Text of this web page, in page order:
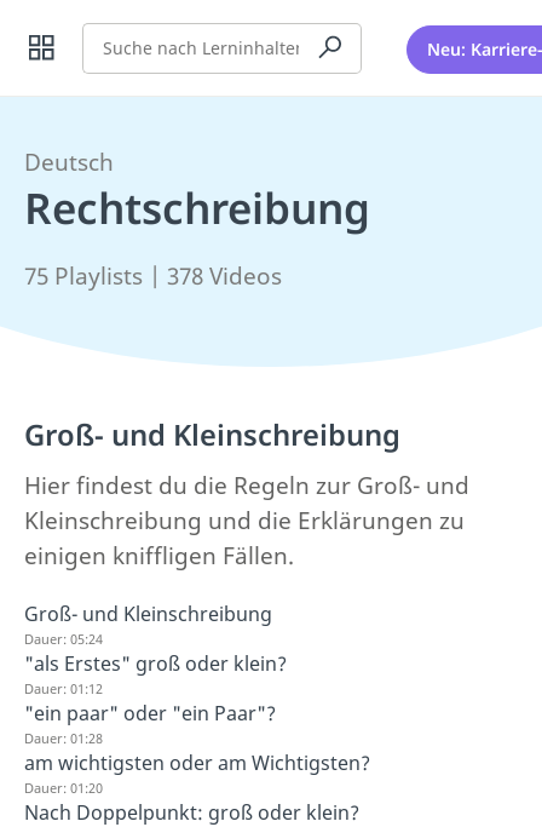
Suche Neu:
Deutsch
Rechtschreibung
75 Playlists | 378 Videos
Groß- und Kleinschreibung
Hier findest du die Regeln zur Groß- und
Kleinschreibung und die Erklärungen zu
einigen kniffligen Fällen.
Groß- und Kleinschreibung
Dauer: 05:24
"als Erstes" groß oder klein?
Dauer: 01:12
"ein paar" oder "ein Paar"?
Dauer: 01:28
am wichtigsten oder am Wichtigsten?
Dauer: 01:20
Nach Doppelpunkt: groß oder klein?